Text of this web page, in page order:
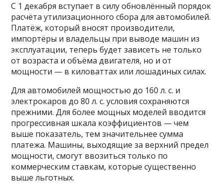
С 1 декабря вступает в силу обновлённый порядок
расчёта утилизационного сбора для автомобилей.
Платёж, который вносят производители,
импортёры и владельцы при выводе машин из
эксплуатации, теперь будет зависеть не только
от возраста и объёма двигателя, но и от
мощности — в киловаттах или лошадиных силах.
Для автомобилей мощностью до 160 л. с. и
электрокаров до 80 л. с. условия сохраняются
прежними. Для более мощных моделей вводится
прогрессивная шкала коэффициентов — чем
выше показатель, тем значительнее сумма
платежа. Машины, выходящие за верхний предел
мощности, смогут ввозиться только по
коммерческим ставкам, которые существенно
выше льготных.